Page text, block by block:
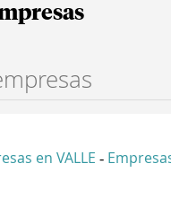
en VALLE -